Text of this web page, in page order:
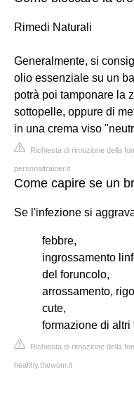
Rimedi Naturali
Generalmente, si
olio essenziale su un
potrà poi tamponare la
sottopelle, oppure di
in una crema viso
Richiesta di rimozione della
personaltrainer.it
Come capire se un
Se l'infezione si
febbre,
ingrossamento
del foruncolo,
arrossamento,
cute,
formazione di altri
Richiesta di rimozione della
healthy.thewom.it